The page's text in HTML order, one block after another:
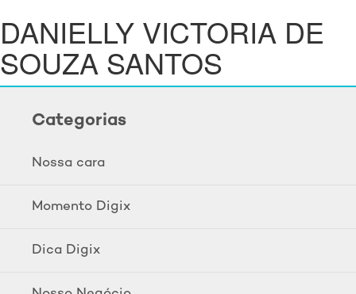
DANIELLY VICTORIA DE
SOUZA SANTOS
Categorias
Nossa cara
Momento Digix
Dica Digix